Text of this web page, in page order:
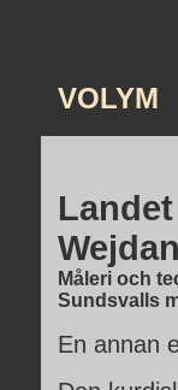
VOLYM
Måleri och
Sundsvalls
En annan